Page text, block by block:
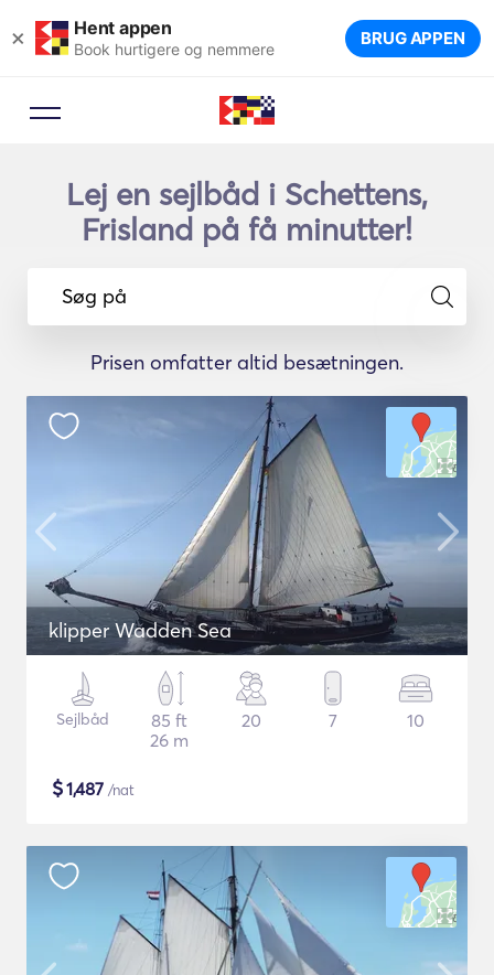
× Hent appen
Book hurtigere og nemmere BRUG APPEN
Lej en sejlbåd i Schettens,
Frisland på få minutter!
Søg på
Prisen omfatter altid besætningen.
klipper Wadden Sea
Sejlbåd
85 ft
26 m
20 7 10
$1,487 /nat